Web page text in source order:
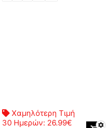
Χαμηλότερη Τιμή
30 Ημερών: 26.99€